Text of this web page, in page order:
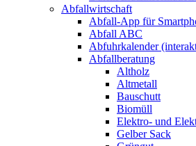
Abfallwirtschaft
Abfall-App für
Abfall ABC
Abfuhrkalender
Abfallberatung
Altholz
Altmetall
Bauschutt
Biomüll
Elektro- und
Gelber Sack